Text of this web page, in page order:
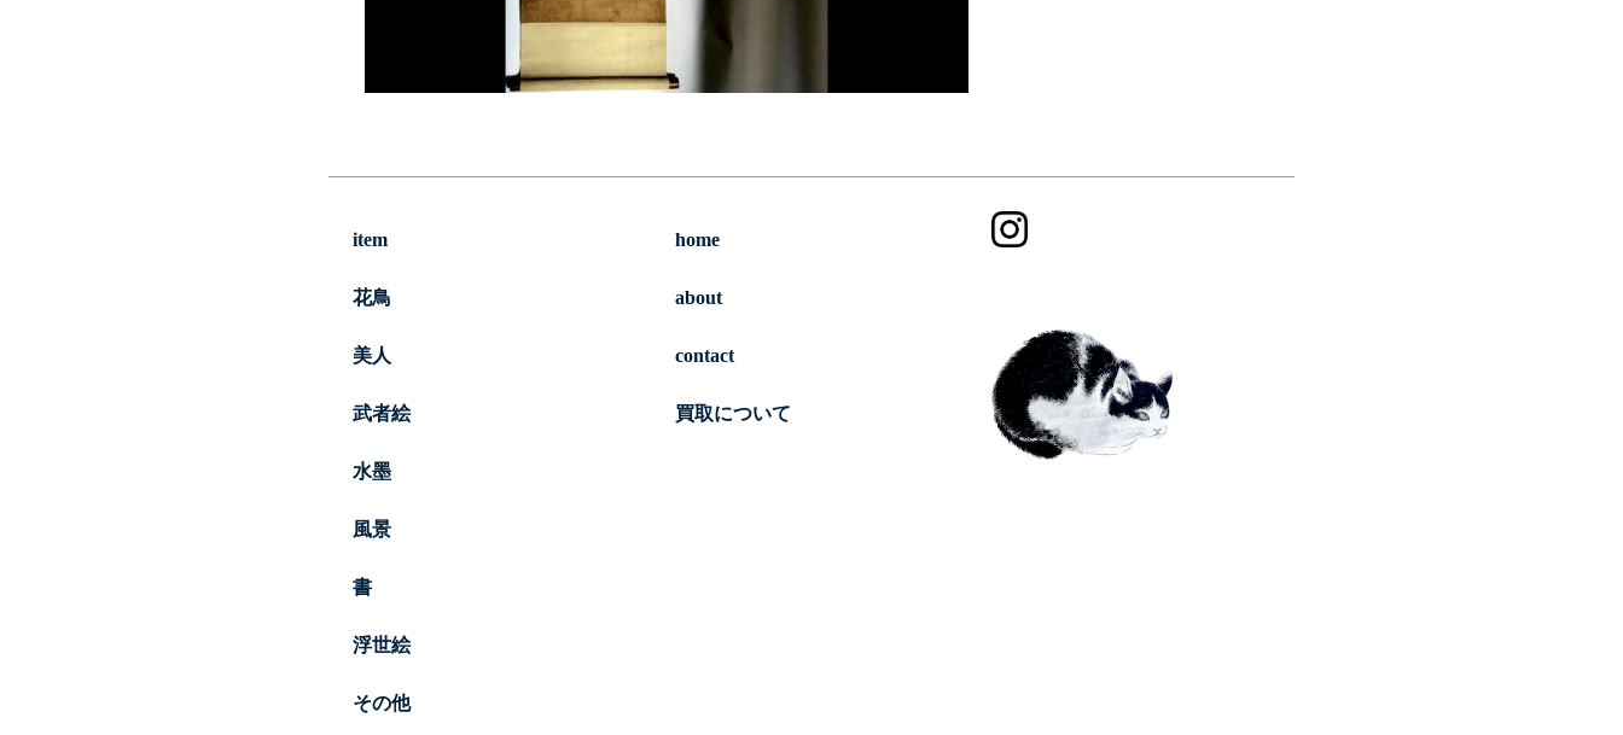
item
花鳥
美人
武者絵
水墨
風景
書
浮世絵
その他
home
about
contact
買取について